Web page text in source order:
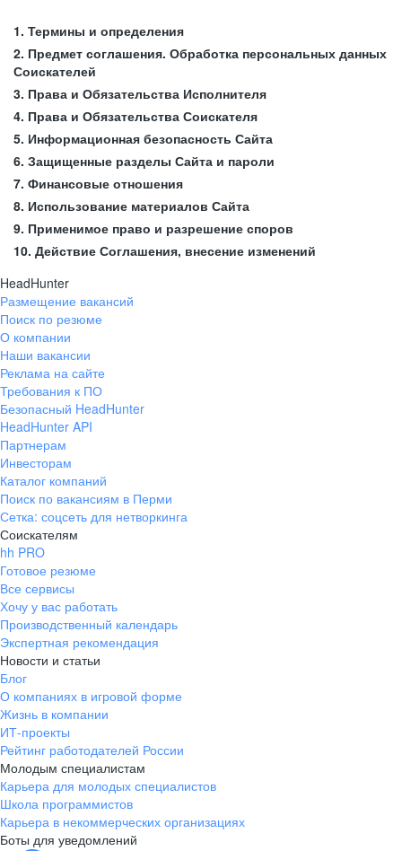
1. Термины и определения
2. Предмет соглашения. Обработка персональных данных
Соискателей
3. Права и Обязательства Исполнителя
4. Права и Обязательства Соискателя
5. Информационная безопасность Сайта
6. Защищенные разделы Сайта и пароли
7. Финансовые отношения
8. Использование материалов Сайта
9. Применимое право и разрешение споров
10. Действие Соглашения, внесение изменений
HeadHunter
Размещение вакансий
Поиск по резюме
О компании
Наши вакансии
Реклама на сайте
Требования к ПО
Безопасный HeadHunter
HeadHunter API
Партнерам
Инвесторам
Каталог компаний
Поиск по вакансиям в Перми
Сетка: соцсеть для нетворкинга
Соискателям
hh PRO
Готовое резюме
Все сервисы
Хочу у вас работать
Производственный календарь
Экспертная рекомендация
Новости и статьи
Блог
О компаниях в игровой форме
Жизнь в компании
ИТ-проекты
Рейтинг работодателей России
Молодым специалистам
Карьера для молодых специалистов
Школа программистов
Карьера в некоммерческих организациях
Боты для уведомлений